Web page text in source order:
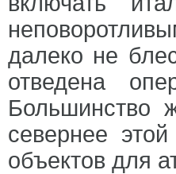
далеко не
отведена
Большинство
севернее
объектов для